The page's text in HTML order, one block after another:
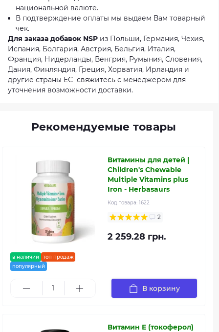
национальной валюте.
В подтверждение оплаты мы выдаем Вам товарный
чек.
Для заказа добавок NSP из Польши, Германия, Чехия,
Испания, Болгария, Австрия, Бельгия, Италия,
Франция, Нидерланды, Венгрия, Румыния, Словения,
Дания, Финляндия, Греция, Хорватия, Ирландия и
другие страны ЕС свяжитесь с менеджером для
уточнения возможности доставки.
Рекомендуемые товары
в наличии
топ продаж
популярный
Витамины для детей |
Children's Chewable
Multiple Vitamins plus
Iron - Herbasaurs
Код товара: 1622
2
2 259.28 грн.
В корзину
Витамин Е (токоферол)